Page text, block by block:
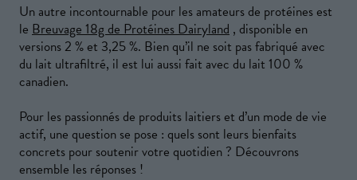
Un autre incontournable pour les amateurs de protéines est
le Breuvage 18g de Protéines Dairyland , disponible en
versions 2 % et 3,25 %. Bien qu’il ne soit pas fabriqué avec
du lait ultrafiltré, il est lui aussi fait avec du lait 100 %
canadien.
Pour les passionnés de produits laitiers et d’un mode de vie
actif, une question se pose : quels sont leurs bienfaits
concrets pour soutenir votre quotidien ? Découvrons
ensemble les réponses !